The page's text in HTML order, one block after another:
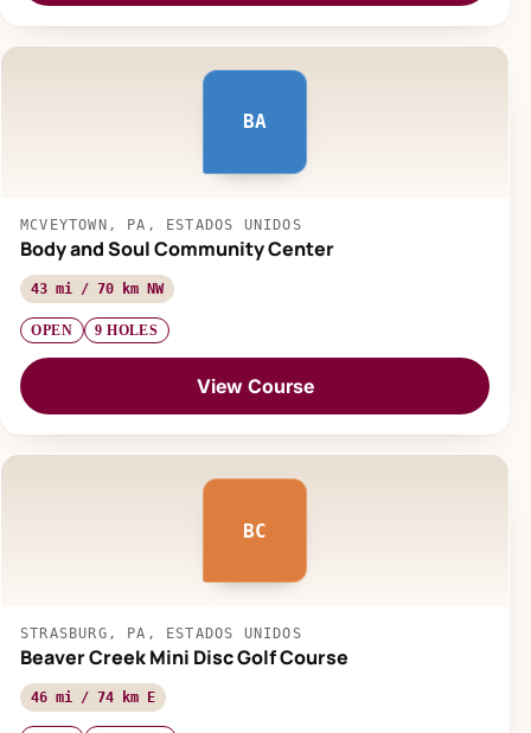
BA
MCVEYTOWN, PA, ESTADOS UNIDOS
Body and Soul Community Center
43 mi / 70 km NW
OPEN 9 HOLES
View Course
BC
STRASBURG, PA, ESTADOS UNIDOS
Beaver Creek Mini Disc Golf Course
46 mi / 74 km E